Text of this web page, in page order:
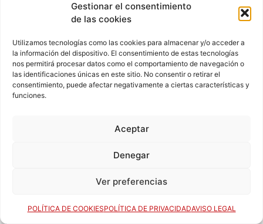
Gestionar el consentimiento
de las cookies
Utilizamos tecnologías como las cookies para almacenar y/o acceder a
la información del dispositivo. El consentimiento de estas tecnologías
nos permitirá procesar datos como el comportamiento de navegación o
las identificaciones únicas en este sitio. No consentir o retirar el
consentimiento, puede afectar negativamente a ciertas características y
funciones.
Aceptar
Denegar
Ver preferencias
POLÍTICA DE COOKIESPOLÍTICA DE PRIVACIDADAVISO LEGAL
TEMPORADA 2007-08
TEMPORADA 2008-09
TEMPORADA 2008-09